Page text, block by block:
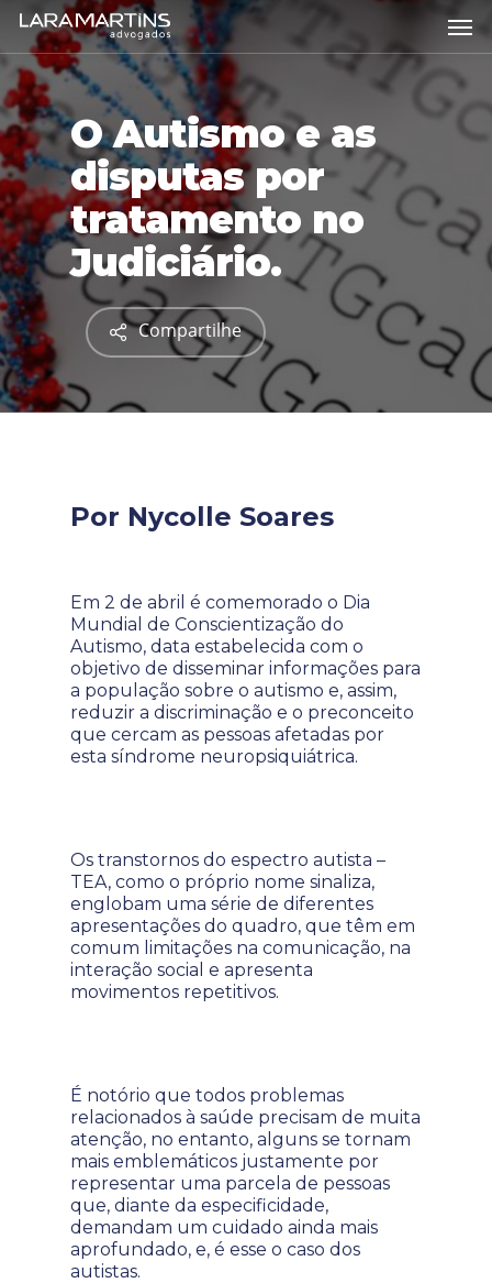
Skip
main
content
O Autismo e as
disputas por
tratamento no
Judiciário.
Compartilhe
Por Nycolle Soares
Em 2 de abril é comemorado o Dia
Mundial de Conscientização do
Autismo, data estabelecida com o
objetivo de disseminar informações para
a população sobre o autismo e, assim,
reduzir a discriminação e o preconceito
que cercam as pessoas afetadas por
esta síndrome neuropsiquiátrica.
Os transtornos do espectro autista –
TEA, como o próprio nome sinaliza,
englobam uma série de diferentes
apresentações do quadro, que têm em
comum limitações na comunicação, na
interação social e apresenta
movimentos repetitivos.
É notório que todos problemas
relacionados à saúde precisam de muita
atenção, no entanto, alguns se tornam
mais emblemáticos justamente por
representar uma parcela de pessoas
que, diante da especificidade,
demandam um cuidado ainda mais
aprofundado, e, é esse o caso dos
autistas.